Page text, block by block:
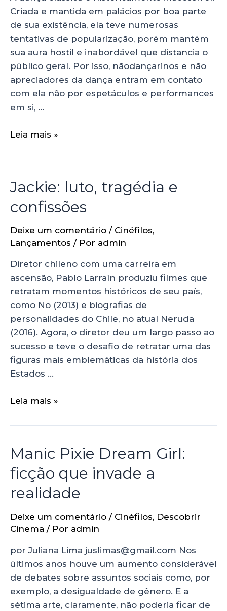
Criada e mantida em palácios por boa parte
de sua existência, ela teve numerosas
tentativas de popularização, porém mantém
sua aura hostil e inabordável que distancia o
público geral. Por isso, nãodançarinos e não
apreciadores da dança entram em contato
com ela não por espetáculos e performances
em si, …
Leia mais »
Jackie: luto, tragédia e
confissões
Deixe um comentário / Cinéfilos,
Lançamentos / Por admin
Diretor chileno com uma carreira em
ascensão, Pablo Larraín produziu filmes que
retratam momentos históricos de seu país,
como No (2013) e biografias de
personalidades do Chile, no atual Neruda
(2016). Agora, o diretor deu um largo passo ao
sucesso e teve o desafio de retratar uma das
figuras mais emblemáticas da história dos
Estados …
Leia mais »
Manic Pixie Dream Girl:
ficção que invade a
realidade
Deixe um comentário / Cinéfilos, Descobrir
Cinema / Por admin
por Juliana Lima juslimas@gmail.com Nos
últimos anos houve um aumento considerável
de debates sobre assuntos sociais como, por
exemplo, a desigualdade de gênero. E a
sétima arte, claramente, não poderia ficar de